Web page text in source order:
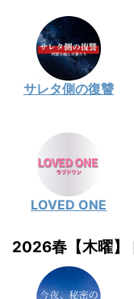
サレタ側の復讐
LOVED ONE
2026春【木曜】